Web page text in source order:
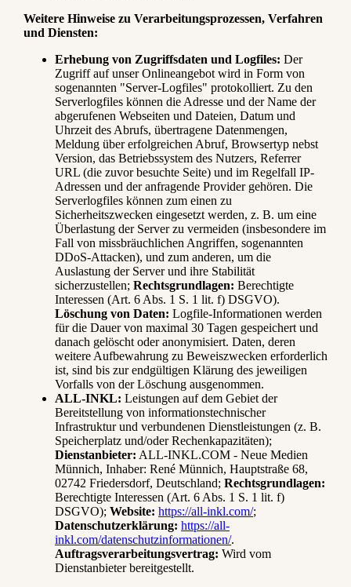
Weitere Hinweise zu Verarbeitungsprozessen, Verfahren
und Diensten:
Erhebung von Zugriffsdaten und Logfiles: Der
Zugriff auf unser Onlineangebot wird in Form von
sogenannten "Server-Logfiles" protokolliert. Zu den
Serverlogfiles können die Adresse und der Name der
abgerufenen Webseiten und Dateien, Datum und
Uhrzeit des Abrufs, übertragene Datenmengen,
Meldung über erfolgreichen Abruf, Browsertyp nebst
Version, das Betriebssystem des Nutzers, Referrer
URL (die zuvor besuchte Seite) und im Regelfall IP-
Adressen und der anfragende Provider gehören. Die
Serverlogfiles können zum einen zu
Sicherheitszwecken eingesetzt werden, z. B. um eine
Überlastung der Server zu vermeiden (insbesondere im
Fall von missbräuchlichen Angriffen, sogenannten
DDoS-Attacken), und zum anderen, um die
Auslastung der Server und ihre Stabilität
sicherzustellen; Rechtsgrundlagen: Berechtigte
Interessen (Art. 6 Abs. 1 S. 1 lit. f) DSGVO).
Löschung von Daten: Logfile-Informationen werden
für die Dauer von maximal 30 Tagen gespeichert und
danach gelöscht oder anonymisiert. Daten, deren
weitere Aufbewahrung zu Beweiszwecken erforderlich
ist, sind bis zur endgültigen Klärung des jeweiligen
Vorfalls von der Löschung ausgenommen.
ALL-INKL: Leistungen auf dem Gebiet der
Bereitstellung von informationstechnischer
Infrastruktur und verbundenen Dienstleistungen (z. B.
Speicherplatz und/oder Rechenkapazitäten);
Dienstanbieter: ALL-INKL.COM - Neue Medien
Münnich, Inhaber: René Münnich, Hauptstraße 68,
02742 Friedersdorf, Deutschland; Rechtsgrundlagen:
Berechtigte Interessen (Art. 6 Abs. 1 S. 1 lit. f)
DSGVO); Website: https://all-inkl.com/;
Datenschutzerklärung: https://all-
inkl.com/datenschutzinformationen/.
Auftragsverarbeitungsvertrag: Wird vom
Dienstanbieter bereitgestellt.